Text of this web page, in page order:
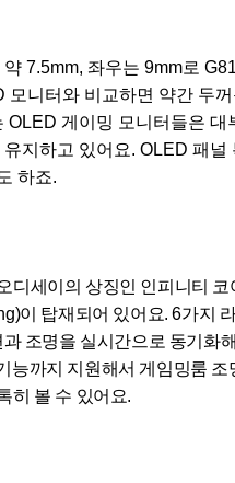
7.5mm, 좌우는 9mm로
모니터와 비교하면 약간 두꺼
OLED 게이밍 모니터들은 대
지하고 있어요. OLED 패널
하죠.
디세이의 상징인 인피니티 코
이 탑재되어 있어요. 6가지
조명을 실시간으로 동기화
능까지 지원해서 게임밍룸 조
히 볼 수 있어요.